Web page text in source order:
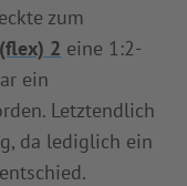
zum
2 eine 1:2-
ein
Letztendlich
da lediglich ein